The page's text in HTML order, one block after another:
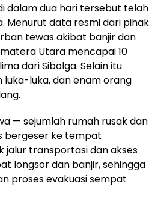
dalam dua hari tersebut telah
Menurut data resmi dari pihak
tewas akibat banjir dan
Utara mencapai 10
dari Sibolga. Selain itu
luka, dan enam orang
— sejumlah rumah rusak dan
bergeser ke tempat
jalur transportasi dan akses
longsor dan banjir, sehingga
proses evakuasi sempat